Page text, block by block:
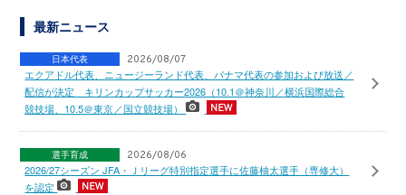
最新ニュース
日本代表 2026/08/07
エクアドル代表、ニュージーランド代表、パナマ代表の参加および放送／
配信が決定 キリンカップサッカー2026（10.1＠神奈川／横浜国際総合
競技場、10.5＠東京／国立競技場）
選手育成 2026/08/06
2026/27シーズン JFA・Ｊリーグ特別指定選手に佐藤柚太選手（専修大）
を認定